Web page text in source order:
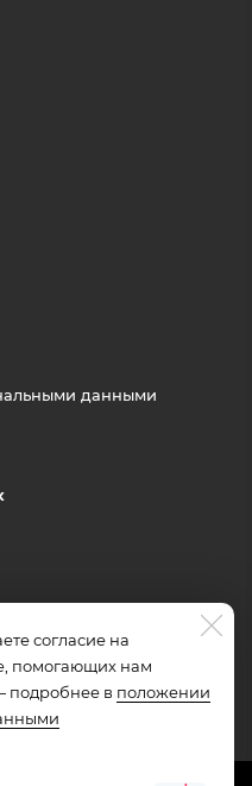
согласие на
помогающих нам
подробнее в положении
данными